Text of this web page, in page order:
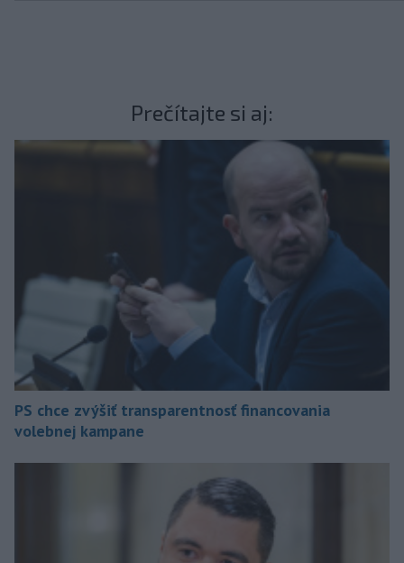
Prečítajte si aj:
PS chce zvýšiť transparentnosť financovania
volebnej kampane